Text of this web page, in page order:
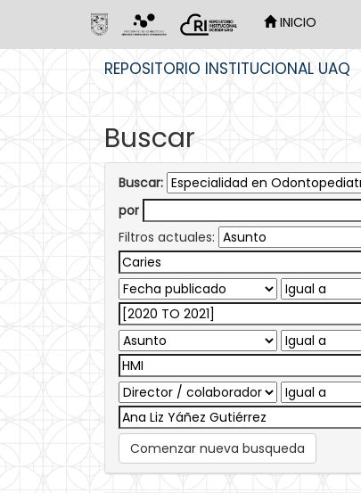
INICIO
REPOSITORIO INSTITUCIONAL UAQ
Buscar
Buscar:
por
Filtros actuales:
Comenzar nueva busqueda